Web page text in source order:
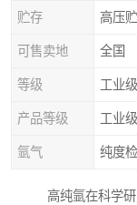
贮存 高压
可售卖地 全国
等级 工业级
产品等级 工业级
氩气 纯度
高纯氩在科学